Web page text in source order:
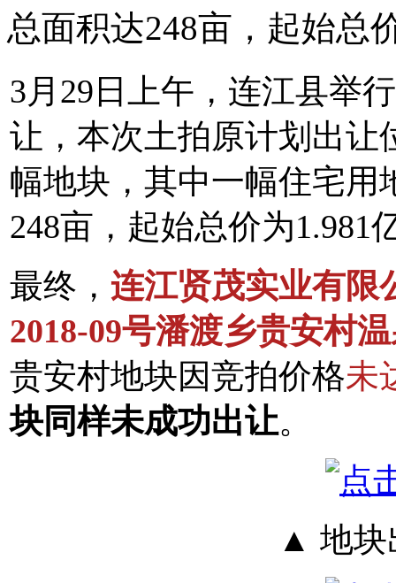
总面积达248亩，起始总
3月29日上午，连江县举
让，本次土拍原计划出让
幅地块，其中一幅住宅用
248亩，起始总价为1.981
最终， 连江贤茂实业有限
2018-09号潘渡乡贵安村
贵安村地块因竞拍价格未
块同样未成功出让。
▲ 地块